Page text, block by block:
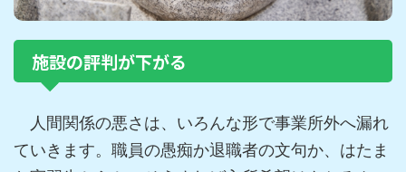
施設の評判が下がる
人間関係の悪さは、いろんな形で事業所外へ漏れ
ていきます。職員の愚痴か退職者の文句か、はたま